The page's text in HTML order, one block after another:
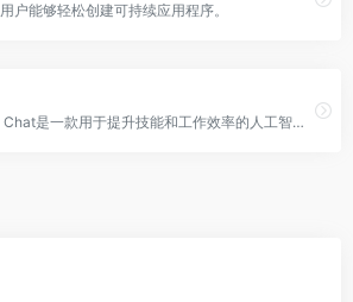
户能够轻松创建可持续应用程序。
Iara Chat: Iara Chat是一款用于提升技能和工作效率的人工智能助手。